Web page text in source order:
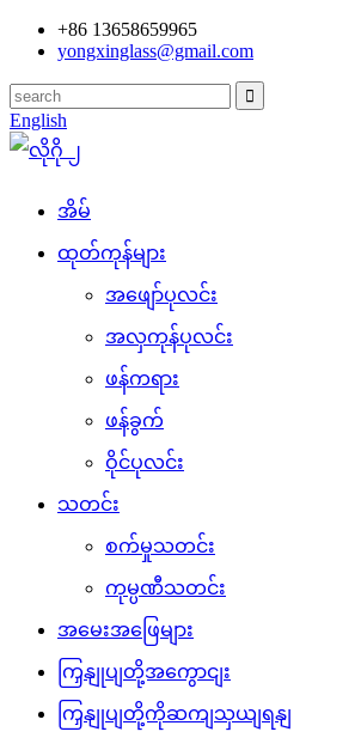
+86 13658659965
yongxinglass@gmail.com
English
အိမ်
ထုတ်ကုန်များ
အဖျော်ပုလင်း
အလှကုန်ပုလင်း
ဖန်ကရား
ဖန်ခွက်
ဝိုင်ပုလင်း
သတင်း
စက်မှုသတင်း
ကုမ္ပဏီသတင်း
အမေးအဖြေများ
ကြှနျုပျတို့အကွောငျး
ကြှနျုပျတို့ကိုဆကျသှယျရနျ